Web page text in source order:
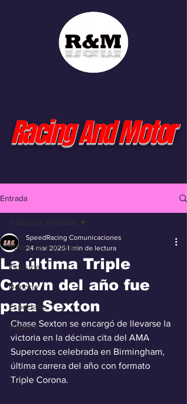
Racing And Motor
Entrada
Todas las entradas
Industria
Deporte
Especiales
Industra
Todas las entradas
La última Triple
Crown del año fue
para Sexton
SpeedRacing Comunicaciones
24 mar 2025 1 min de lectura
Chase Sexton se encargó de llevarse la
victoria en la décima cita del AMA
Supercross celebrada en Birmingham,
última carrera del año con formato
Triple Corona.